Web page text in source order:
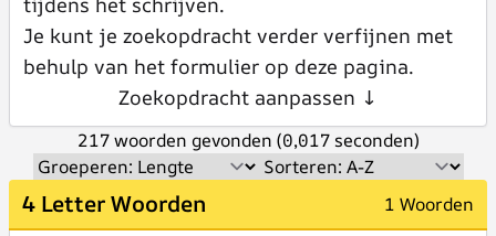
Je kunt je zoekopdracht verder verfijnen met
behulp van het formulier op deze pagina.
Zoekopdracht aanpassen ↓
217 woorden gevonden (0,017 seconden)
4 Letter Woorden 1 Woorden